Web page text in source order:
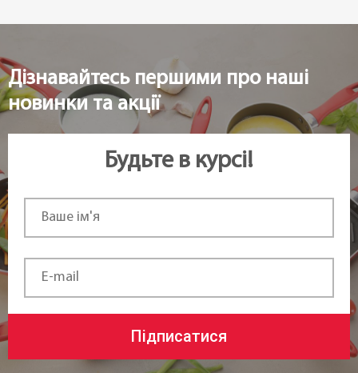
Дізнавайтесь першими про наші
новинки та акції
Будьте в курсі!
Підписатися